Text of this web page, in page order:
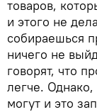
товаров,
и этого не
собираешься
ничего не
говорят, что
легче.
могут и это